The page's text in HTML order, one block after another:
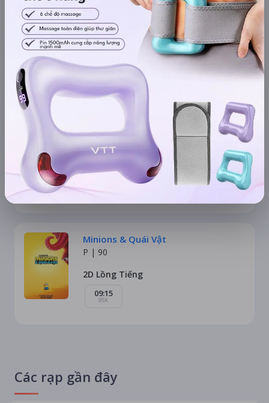
The Odyssey
T16 |173
2D Phụ Đề Việt
12:15
Cô Nàng Ngổ Ngáo
124
2D Phụ Đề Việt
Minions & Quái Vật
P | 90
2D Lồng Tiếng
09:15
95K
Các rạp gần đây